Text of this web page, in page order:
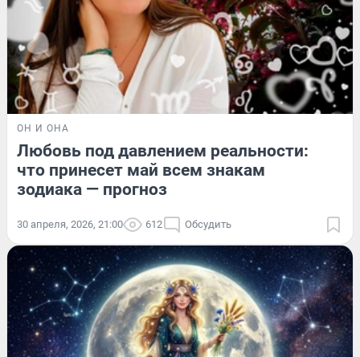
ОН И ОНА
Любовь под давлением реальности:
что принесет май всем знакам
зодиака — прогноз
30 апреля, 2026, 21:00 612 Обсудить